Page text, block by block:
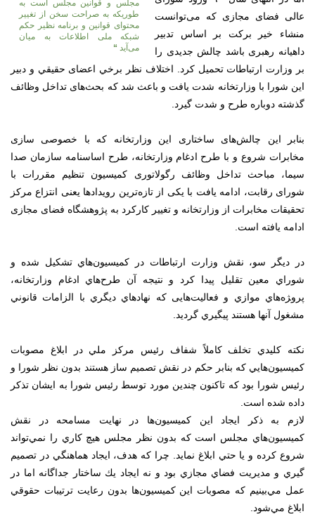
مجلس و قوانین مجلس است به
طوریکه به صراحت سخن از تغییر
محتوای قوانین و برنامه نظیر حکم
شبکه ملی اطلاعات به میان
می‌آید “
عالی فضای مجازی که می‌توانست
منشاء خیر برکت بر اساس تدبیر
داهیانه رهبری باشد چالش جدیدی را
بر وزارت ارتباطات تحمیل کرد. اختلاف نظر برخي اعضای حقيقي و دبير
این شورا با وزارتخانه شدت یافت و باعث شد که بحث‌های تداخل وظائف
گذشته دوباره طرح و شدت گیرد.
بنابر این چالش‌های ساختاری این وزارتخانه که با خصوصی سازی
مخابرات شروع و با طرح ادغام وزارتخانه، طرح اساسنامه سازمان صدا
سیما، مباحث تداخل وظائف رگولاتوری کمیسیون تنظیم مقررات با
شورای رقابت، ادامه يافت با یکی از تازه‌ترین رویداد‌ها یعنی انتزاع مرکز
تحقیقات مخابرات از وزارتخانه و تغییر کارکرد به پژوهشگاه فضای مجازی
ادامه یافته است.
در ديگر سو، نقش وزارت ارتباطات در كميسیون‌هاي تشكيل شده و
شوراي معين تقليل پيدا كرد و نتيجه آن طرح‌هاي ادغام وزارتخانه،
پرو‍‍‍ژه‌هاي موازي و فعاليت‌هايی كه نهاد‌هاي ديگري با الزامات قانوني
مشغول آنها هستند پيگيري گرديد.
نكته كليدي تخلف كاملاً شفاف رئيس مركز ملي در ابلاغ مصوبات
كميسيون‌هايي كه بنابر حكم در نقش تصميم ساز هستند بدون نظر شورا و
رئيس شورا بود كه تاكنون چندين مورد توسط رئيس شورا به ايشان تذكر
داده شده است.
لازم به ذكر ايجاد اين كميسيون‌ها در نهايت مسامحه در نقش
كميسیون‌هاي مجلس است كه بدون نظر مجلس هيچ كاري را نمي‌تواند
شروع كرده و يا حتي ابلاغ نمايد. چرا كه هدف، ايجاد هماهنگي در تصميم
گيري و مديريت فضاي مجازي بود و نه ايجاد يك ساختار جداگانه اما در
عمل مي‌بينيم كه مصوبات اين كميسيون‌ها بدون رعايت ترتيبات حقوقي
ابلاغ مي‌شود.